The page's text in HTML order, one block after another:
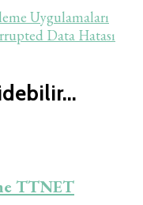
Uygulamaları
Data Hatası
TTNET